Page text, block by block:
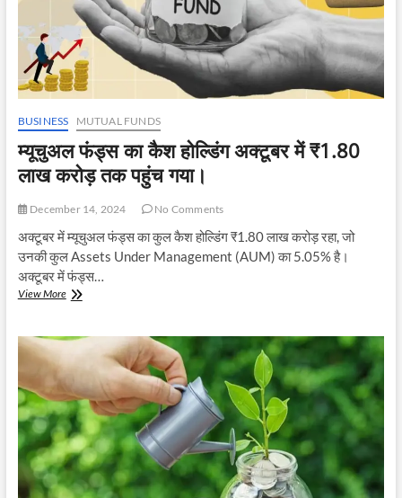
BUSINESS MUTUAL FUNDS
म्यूचुअल फंड्स का कैश होल्डिंग अक्टूबर में ₹1.80
लाख करोड़ तक पहुंच गया।
December 14, 2024 No Comments
अक्टूबर में म्यूचुअल फंड्स का कुल कैश होल्डिंग ₹1.80 लाख करोड़ रहा, जो
उनकी कुल Assets Under Management (AUM) का 5.05% है।
अक्टूबर में फंड्स…
View Moreम्यूचुअल
कैश
होल्डिंग
अक्टूबर
में
₹1.80
लाख
करोड़
तक
पहुंच
गया।